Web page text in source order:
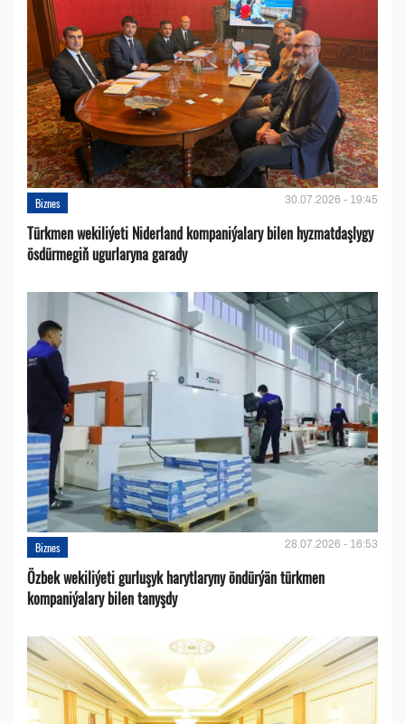
Biznes 30.07.2026 - 19:45
Türkmen wekiliýeti Niderland kompaniýalary bilen hyzmatdaşlygy
ösdürmegiň ugurlaryna garady
Biznes 28.07.2026 - 16:53
Özbek wekiliýeti gurluşyk harytlaryny öndürýän türkmen
kompaniýalary bilen tanyşdy